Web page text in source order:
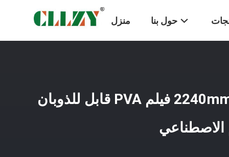
منزل حول بنا
2240mmx1000mx30micron فيلم PVA قابل للذوبان
الاصطناعي